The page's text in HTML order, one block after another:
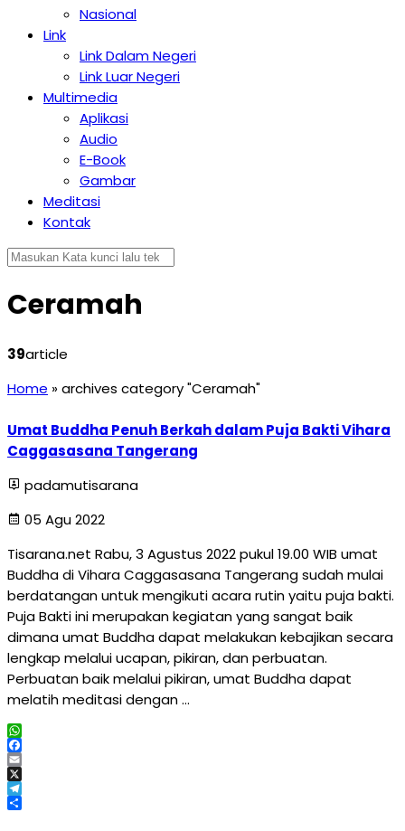
Nasional
Link
Link Dalam Negeri
Link Luar Negeri
Multimedia
Aplikasi
Audio
E-Book
Gambar
Meditasi
Kontak
Ceramah
39article
Home »archives category "Ceramah"
Umat Buddha Penuh Berkah dalam Puja Bakti Vihara
Caggasasana Tangerang
padamutisarana
05 Agu 2022
Tisarana.net Rabu, 3 Agustus 2022 pukul 19.00 WIB umat
Buddha di Vihara Caggasasana Tangerang sudah mulai
berdatangan untuk mengikuti acara rutin yaitu puja bakti.
Puja Bakti ini merupakan kegiatan yang sangat baik
dimana umat Buddha dapat melakukan kebajikan secara
lengkap melalui ucapan, pikiran, dan perbuatan.
Perbuatan baik melalui pikiran, umat Buddha dapat
melatih meditasi dengan …
WhatsApp
Facebook
Email
X
Telegram